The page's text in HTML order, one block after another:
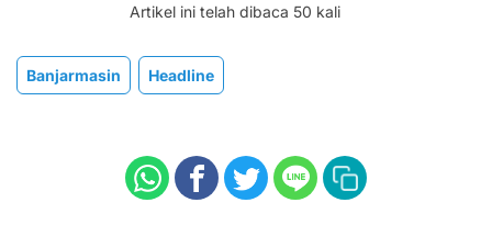
Artikel ini telah dibaca 50 kali
Banjarmasin Headline